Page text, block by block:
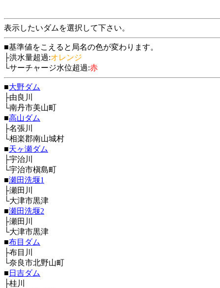
表示したいダムを選択して下さい。
■基準値をこえると局名の色が変わります。
├洪水量超過:オレンジ
└サーチャージ水位超過:赤
■大野ダム
├由良川
└南丹市美山町
■高山ダム
├名張川
└相楽郡南山城村
■天ヶ瀬ダム
├宇治川
└宇治市槇島町
■瀬田洗堰1
├瀬田川
└大津市黒津
■瀬田洗堰2
├瀬田川
└大津市黒津
■布目ダム
├布目川
└奈良市北野山町
■ 日吉ダム
├桂川